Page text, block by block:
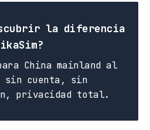
la diferencia
China mainland al
sin cuenta, sin
privacidad total.